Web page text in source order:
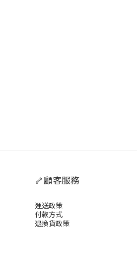
🦴顧客服務
運送政策
付款方式
退換貨政策